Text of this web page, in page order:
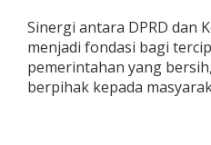
Sinergi antara DPRD dan
menjadi fondasi bagi
pemerintahan yang
berpihak kepada